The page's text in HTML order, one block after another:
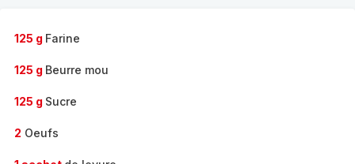
125 g Farine
125 g Beurre mou
125 g Sucre
2 Oeufs